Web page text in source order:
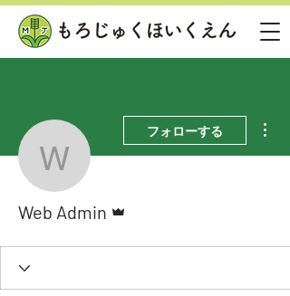
Web Admin
フォローする
Web Admin